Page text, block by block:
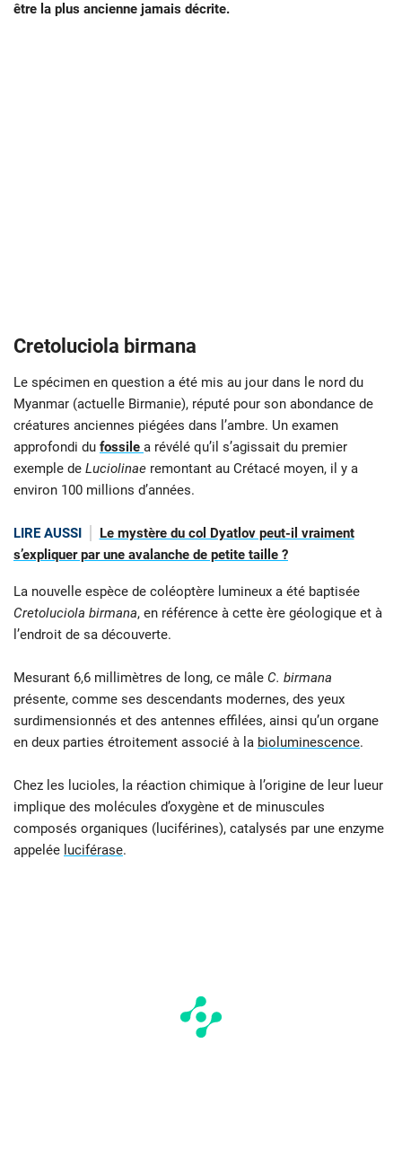
être la plus ancienne jamais décrite.
Cretoluciola birmana
Le spécimen en question a été mis au jour dans le nord du
Myanmar (actuelle Birmanie), réputé pour son abondance de
créatures anciennes piégées dans l’ambre. Un examen
approfondi du fossile a révélé qu’il s’agissait du premier
exemple de Luciolinae remontant au Crétacé moyen, il y a
environ 100 millions d’années.
LIRE AUSSI
Le mystère du col Dyatlov peut-il vraiment
s’expliquer par une avalanche de petite taille ?
La nouvelle espèce de coléoptère lumineux a été baptisée
Cretoluciola birmana, en référence à cette ère géologique et à
l’endroit de sa découverte.
Mesurant 6,6 millimètres de long, ce mâle C. birmana
présente, comme ses descendants modernes, des yeux
surdimensionnés et des antennes effilées, ainsi qu’un organe
en deux parties étroitement associé à la bioluminescence.
Chez les lucioles, la réaction chimique à l’origine de leur lueur
implique des molécules d’oxygène et de minuscules
composés organiques (luciférines), catalysés par une enzyme
appelée luciférase.